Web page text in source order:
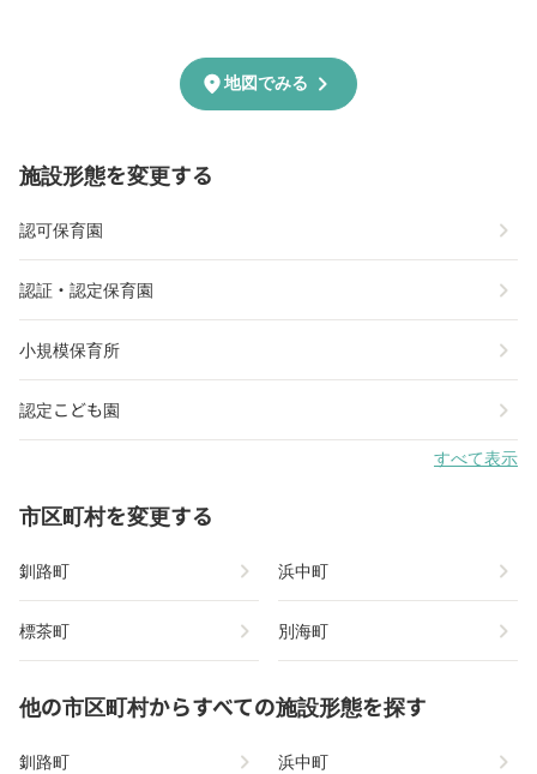
location_on地図でみる chevron_right
施設形態を変更する
認可保育園 chevron_right
認証・認定保育園 chevron_right
小規模保育所 chevron_right
認定こども園 chevron_right
すべて表示
市区町村を変更する
釧路町 chevron_right 浜中町 chevron_right
標茶町 chevron_right 別海町 chevron_right
他の市区町村からすべての施設形態を探す
釧路町 chevron_right 浜中町 chevron_right